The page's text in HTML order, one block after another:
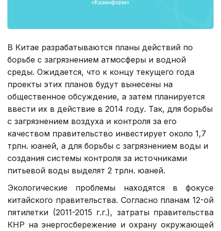
В Китае разрабатываются планы действий по
борьбе с загрязнением атмосферы и водной
среды. Ожидается, что к концу текущего года
проекты этих планов будут вынесены на
общественное обсуждение, а затем планируется
ввести их в действие в 2014 году. Так, для борьбы
с загрязнением воздуха и контроля за его
качеством правительство инвестирует около 1,7
трлн. юаней, а для борьбы с загрязнением воды и
создания системы контроля за источниками
питьевой воды выделят 2 трлн. юаней.
Экологические проблемы находятся в фокусе
китайского правительства. Согласно планам 12-ой
пятилетки (2011-2015 г.г.), затраты правительства
КНР на энергосбережение и охрану окружающей